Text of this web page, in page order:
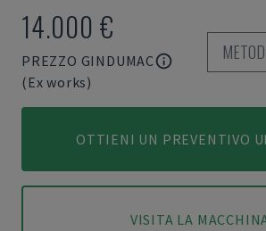
14.000 €
PREZZO GINDUMAC
(Ex works)
OTTIENI UN PREVENTIVO
VISITA LA